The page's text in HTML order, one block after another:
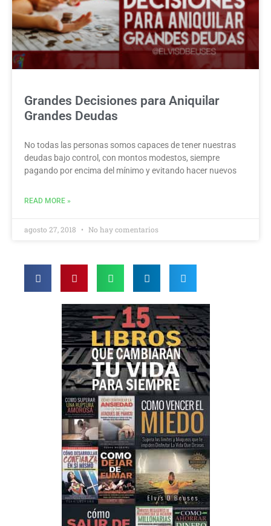
Grandes Decisiones para Aniquilar
Grandes Deudas
No todas las personas somos capaces de tener nuestras
deudas bajo control, con montos modestos, siempre
pagando por encima del mínimo y evitando hacer nuevos
READ MORE »
agosto 27, 2018 No hay comentarios